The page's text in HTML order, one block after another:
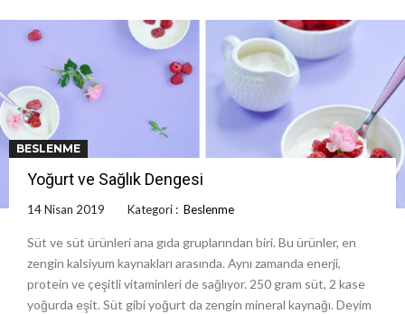
BESLENME
Yoğurt ve Sağlık Dengesi
14 Nisan 2019 Kategori : Beslenme
Süt ve süt ürünleri ana gıda gruplarından biri. Bu ürünler, en
zengin kalsiyum kaynakları arasında. Aynı zamanda enerji,
protein ve çeşitli vitaminleri de sağlıyor. 250 gram süt, 2 kase
yoğurda eşit. Süt gibi yoğurt da zengin mineral kaynağı. Deyim